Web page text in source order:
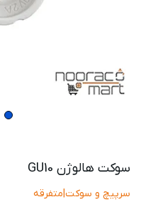
سوکت هالوژن GU10
سرپیچ و سوکت|متفرقه